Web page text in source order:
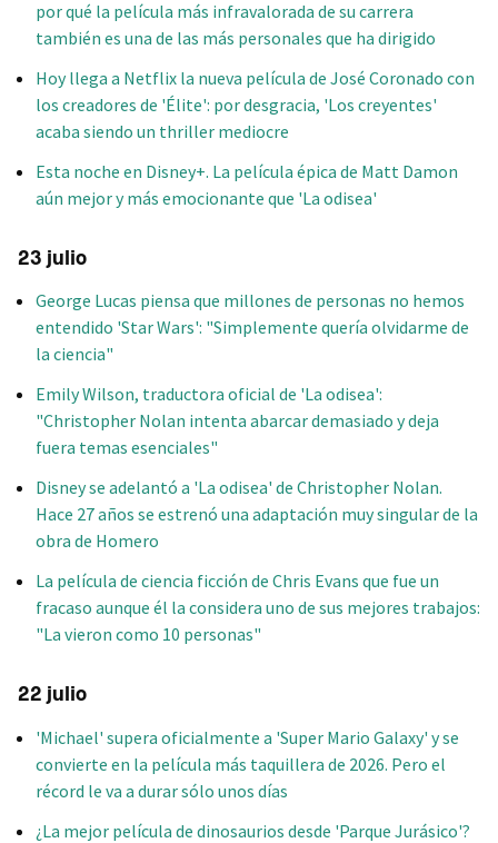
por qué la película más infravalorada de su carrera
también es una de las más personales que ha dirigido
Hoy llega a Netflix la nueva película de José Coronado con
los creadores de 'Élite': por desgracia, 'Los creyentes'
acaba siendo un thriller mediocre
Esta noche en Disney+. La película épica de Matt Damon
aún mejor y más emocionante que 'La odisea'
23 julio
George Lucas piensa que millones de personas no hemos
entendido 'Star Wars': "Simplemente quería olvidarme de
la ciencia"
Emily Wilson, traductora oficial de 'La odisea':
"Christopher Nolan intenta abarcar demasiado y deja
fuera temas esenciales"
Disney se adelantó a 'La odisea' de Christopher Nolan.
Hace 27 años se estrenó una adaptación muy singular de la
obra de Homero
La película de ciencia ficción de Chris Evans que fue un
fracaso aunque él la considera uno de sus mejores trabajos:
"La vieron como 10 personas"
22 julio
'Michael' supera oficialmente a 'Super Mario Galaxy' y se
convierte en la película más taquillera de 2026. Pero el
récord le va a durar sólo unos días
¿La mejor película de dinosaurios desde 'Parque Jurásico'?